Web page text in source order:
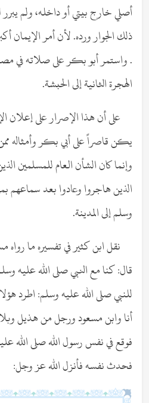
أصلي خارج بيتي أو داخله، ولم
ذلك الجوار ورده. لأن أمر الإيمان
. واستمر أبو بكر على صلاته في
الهجرة الثانية إلى الحبشة.
على أن هذا الإصرار على إعلان
يكن قاصراً على أبي بكر وأمثاله
وإنما كان الشأن العام للمسلمين
الذين هاجروا وعادوا بعد سماعهم
وسلم إلى المدينة.
نقل ابن كثير في تفسيره ما
قال: كنا مع النبي صلى الله عليه
للنبي صلى الله عليه وسلم: اطرد
أنا وابن مسعود ورجل من هذيل
فوقع في نفس رسول الله صلى الله
فحدث نفسه فأنزل الله عز وجل: